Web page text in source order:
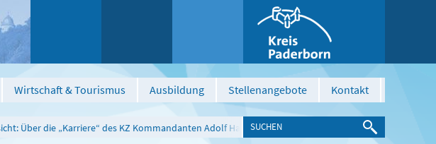
Wirtschaft & Tourismus Ausbildung Stellenangebote Kontakt
Über die „Karriere“ des KZ Kommandanten Adolf Haas